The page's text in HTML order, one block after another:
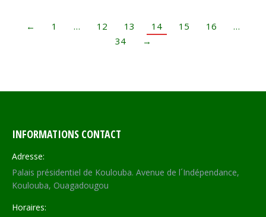
← 1 … 12 13 14 15 16
…
34
→
INFORMATIONS CONTACT
Adresse:
Palais présidentiel de Koulouba. Avenue de l´Indépendance,
Koulouba, Ouagadougou
Horaires: